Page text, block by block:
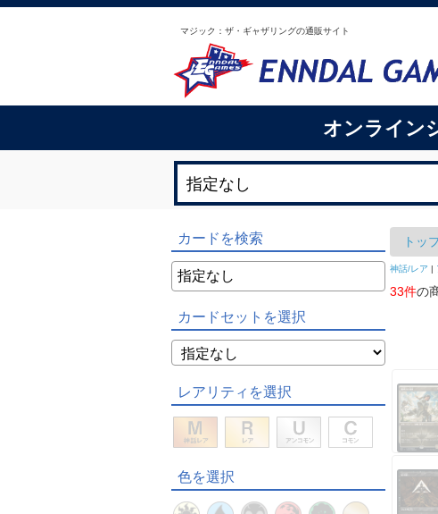
マジック：ザ・ギャザリングの通販サイト
オンライン
カードを検索
カードセットを選択
レアリティを選択
色を選択
神話/レア |
トッ
33件の